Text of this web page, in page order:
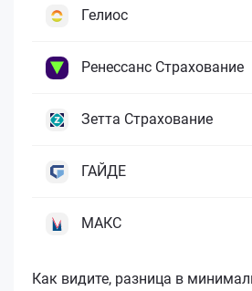
Гелиос
Ренессанс Страхование
Зетта Страхование
ГАЙДЕ
МАКС
Как видите, разница в